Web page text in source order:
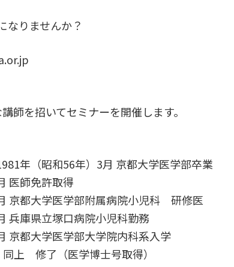
なりませんか？
師を招いてセミナーを開催します。
年（昭和56年）3月 京都大学医学部卒業
医師免許取得
京都大学医学部附属病院小児科 研修医
兵庫県立塚口病院小児科勤務
京都大学医学部大学院内科系入学
上 修了（医学博士号取得）